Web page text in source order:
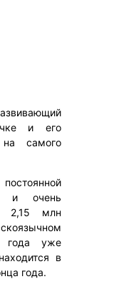
и его
на самого
и очень
2,15 млн
года уже
в
года.